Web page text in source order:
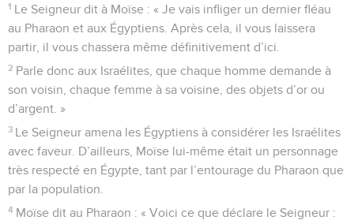
1 Le Seigneur dit à Moïse : « Je vais infliger un dernier fléau
au Pharaon et aux Égyptiens. Après cela, il vous laissera
partir, il vous chassera même définitivement d’ici.
2 Parle donc aux Israélites, que chaque homme demande à
son voisin, chaque femme à sa voisine, des objets d’or ou
d’argent. »
3 Le Seigneur amena les Égyptiens à considérer les Israélites
avec faveur. D’ailleurs, Moïse lui-même était un personnage
très respecté en Égypte, tant par l’entourage du Pharaon que
par la population.
4 Moïse dit au Pharaon : « Voici ce que déclare le Seigneur :